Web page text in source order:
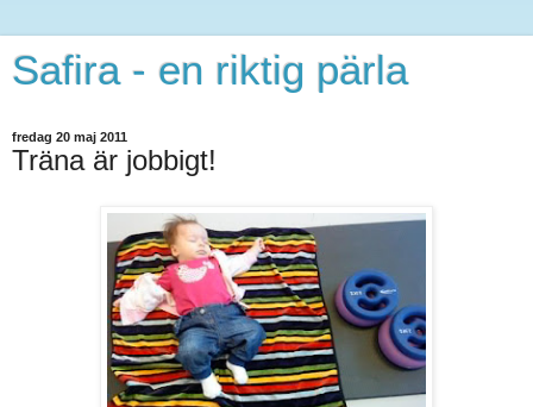
Safira - en riktig pärla
fredag 20 maj 2011
Träna är jobbigt!